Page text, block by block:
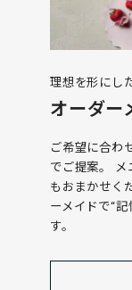
理想を形にし
オーダー
ご希望に合わ
でご提案。 メ
もおまかせく
ーメイドで“
す。